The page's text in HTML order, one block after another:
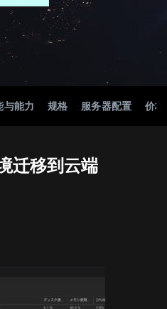
与能力 规格 服务器配置 价格
迁移到云端